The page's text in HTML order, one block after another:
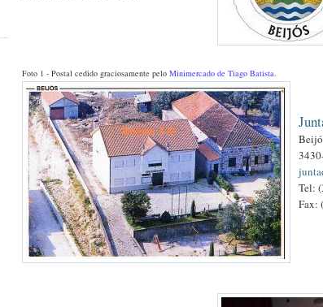
Foto 1 - Postal cedido graciosamentepeloMinimercado de Tiago Batista
Tel:
Fax: